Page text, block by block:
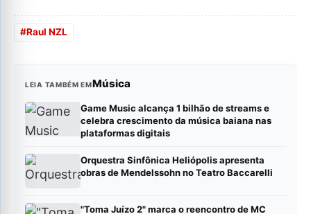
#Raul NZL
LEIA TAMBÉM EMMúsica
Game Music alcança 1 bilhão de streams e
celebra crescimento da música baiana nas
plataformas digitais
Orquestra Sinfônica Heliópolis apresenta
obras de Mendelssohn no Teatro Baccarelli
"Toma Juízo 2" marca o reencontro de MC